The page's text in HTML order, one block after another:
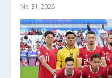
Mei 31, 2026